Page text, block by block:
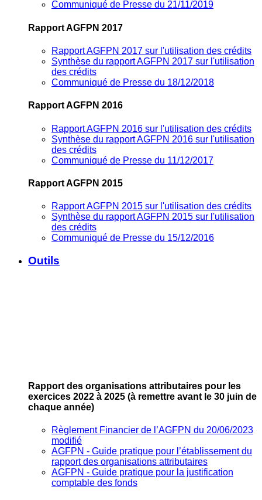
Communiqué de Presse du 21/11/2019
Rapport AGFPN 2017
Rapport AGFPN 2017 sur l'utilisation des crédits
Synthèse du rapport AGFPN 2017 sur l'utilisation
des crédits
Communiqué de Presse du 18/12/2018
Rapport AGFPN 2016
Rapport AGFPN 2016 sur l'utilisation des crédits
Synthèse du rapport AGFPN 2016 sur l'utilisation
des crédits
Communiqué de Presse du 11/12/2017
Rapport AGFPN 2015
Rapport AGFPN 2015 sur l'utilisation des crédits
Synthèse du rapport AGFPN 2015 sur l'utilisation
des crédits
Communiqué de Presse du 15/12/2016
Outils
Rapport des organisations attributaires pour les
exercices 2022 à 2025 (à remettre avant le 30 juin de
chaque année)
Règlement Financier de l’AGFPN du 20/06/2023
modifié
AGFPN ‐ Guide pratique pour l’établissement du
rapport des organisations attributaires
AGFPN ‐ Guide pratique pour la justification
comptable des fonds